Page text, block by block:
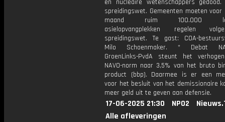
en nucleaire wetenschappers
spreidingswet. Gemeenten moeten voor
maand ruim 100.000
asielopvangplekken regelen
spreidingswet. Te gast: COA-
Milo Schoenmaker. * Debat
GroenLinks-PvdA steunt het
NAVO-norm naar 3,5% van het bruto
product (bbp). Daarmee is er een
voor het besluit van het demissionaire
meer geld uit te geven aan defensie.
17-06-2025 21:30 NPO2
Alle afleveringen